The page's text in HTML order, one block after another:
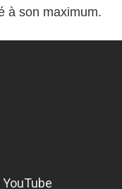
à son maximum.